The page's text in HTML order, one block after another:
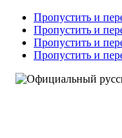
Пропустить и
Пропустить и
Пропустить и
Пропустить и